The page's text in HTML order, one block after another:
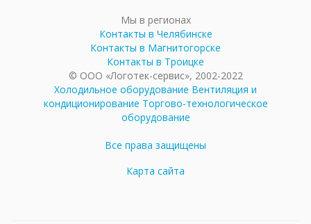
Мы в регионах
Контакты в Челябинске
Контакты в Магнитогорске
Контакты в Троицке
© ООО «Логотек-сервис», 2002-2022
Холодильное оборудование Вентиляция и
кондиционирование Торгово-технологическое
оборудование
Все права защищены
Карта сайта